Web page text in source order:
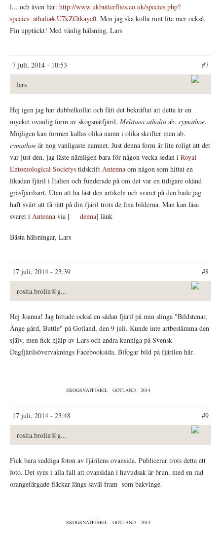
l... och även här: http://www.ukbutterflies.co.uk/species.php?
species=athalia#.U7kZGtkayc0. Men jag ska kolla runt lite mer också.
Fin upptäckt! Med vänlig hälsning, Lars
7 juli, 2014 - 10:53 #7
lars
Hej igen jag har dubbelkollat och fått det bekräftat att detta är en
mycket ovanlig form av skogsnätfjäril, Melitaea athalia ab. cymathoe.
Möjligen kan formen kallas olika namn i olika skrifter men ab.
cymathoe är nog vanligaste namnet. Just denna form är lite roligt att det
var just den, jag läste nämligen bara för någon vecka sedan i Royal
Entomological Societys tidskrift Antenna om någon som hittat en
likadan fjäril i Italien och funderade på om det var en tidigare okänd
gräsfjärilsart. Utan att ha läst den artikeln och svaret på den hade jag
haft svårt att få rätt på din fjäril trots de fina bilderna. Man kan läsa
svaret i Antenna via [ denna] länk
Bästa hälsningar, Lars
17 juli, 2014 - 23:39 #8
rosita.brolin@g...
Hej Joanna! Jag hittade också en sådan fjäril på min slinga "Bildstenar,
Änge gård, Buttle" på Gotland, den 9 juli. Kunde inte artbestämma den
själv, men fick hjälp av Lars och andra kunniga på Svensk
Dagfjärilsövervaknings Facebooksida. Bifogar bild på fjärilen här.
SKOGSNÄTFJÄRIL GOTLAND 2014
17 juli, 2014 - 23:48 #9
rosita.brolin@g...
Fick bara suddiga foton av fjärilens ovansida. Publicerar trots detta ett
foto. Det syns i alla fall att ovansidan i huvudsak är brun, med en rad
orangefärgade fläckar längs såväl fram- som bakvinge.
SKOGSNÄTFJÄRIL GOTLAND 2014